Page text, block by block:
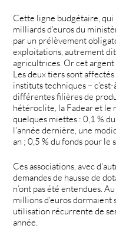
Cette ligne budgétaire, qui
milliards d’euros du
par un prélèvement
exploitations, autrement
agricultrices. Or cet
Les deux tiers sont
instituts techniques –
différentes filières de
hétéroclite, la Fadear et le
quelques miettes : 0,1 %
l’année dernière, une
an ; 0,5 % du fonds pour le
Ces associations, avec
demandes de hausse de
n’ont pas été entendues.
millions d’euros
utilisation récurrente de
année.